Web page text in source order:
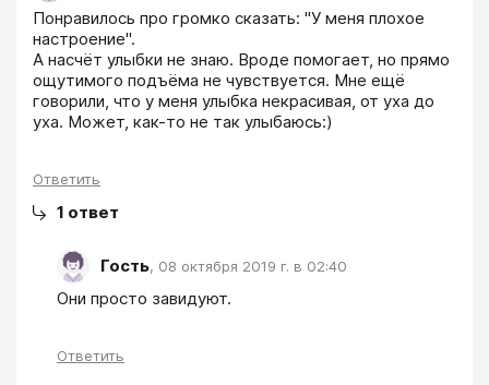
Понравилось про громко сказать: "У меня плохое
настроение".
А насчёт улыбки не знаю. Вроде помогает, но прямо
ощутимого подъёма не чувствуется. Мне ещё
говорили, что у меня улыбка некрасивая, от уха до
уха. Может, как-то не так улыбаюсь:)
Ответить
1 ответ
Гость, 08 октября 2019 г. в 02:40
Они просто завидуют.
Ответить